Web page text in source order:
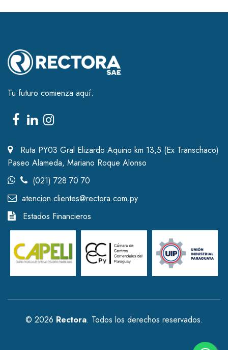
Tu futuro comienza aquí.
Ruta PY03 Gral Elizardo Aquino km 13,5 (Ex Transchaco)
Paseo Alameda, Mariano Roque Alonso
(021) 728 70 70
atencion.clientes@rectora.com.py
Estados Financieros
© 2026 Rectora. Todos los derechos reservados.